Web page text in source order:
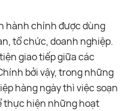
hành chính được dùng
tổ chức, doanh nghiệp.
giao tiếp giữa các
bởi vậy, trong những
hàng ngày thì việc soạn
thực hiện những hoạt